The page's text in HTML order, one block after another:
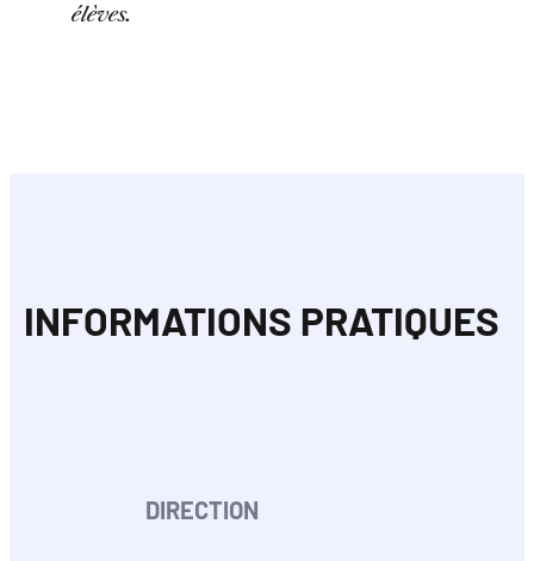
élèves.
INFORMATIONS PRATIQUES
DIRECTION